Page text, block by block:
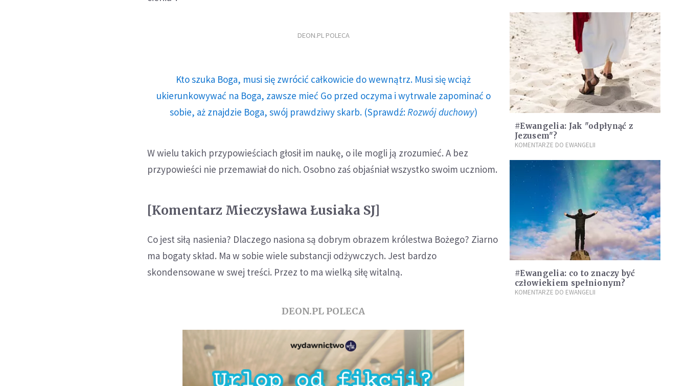
DEON.PL POLECA
Kto szuka Boga, musi się zwrócić całkowicie do wewnątrz. Musi się wciąż
ukierunkowywać na Boga, zawsze mieć Go przed oczyma i wytrwale zapominać o
sobie, aż znajdzie Boga, swój prawdziwy skarb. (Sprawdź: Rozwój duchowy)
W wielu takich przypowieściach głosił im naukę, o ile mogli ją zrozumieć. A bez
przypowieści nie przemawiał do nich. Osobno zaś objaśniał wszystko swoim uczniom.
[Komentarz Mieczysława Łusiaka SJ]
Co jest siłą nasienia? Dlaczego nasiona są dobrym obrazem królestwa Bożego? Ziarno
ma bogaty skład. Ma w sobie wiele substancji odżywczych. Jest bardzo
skondensowane w swej treści. Przez to ma wielką siłę witalną.
DEON.PL POLECA
#Ewangelia: Jak "odpłynąć z
Jezusem"?
KOMENTARZE DO EWANGELII
#Ewangelia: co to znaczy być
człowiekiem spełnionym?
KOMENTARZE DO EWANGELII